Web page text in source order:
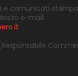
e comunicati
e-mail: